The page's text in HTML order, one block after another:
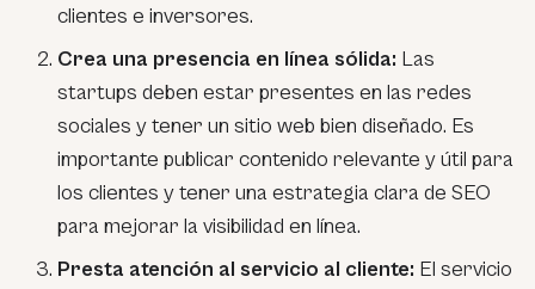
clientes e inversores.
Crea una presencia en línea sólida: Las
startups deben estar presentes en las redes
sociales y tener un sitio web bien diseñado. Es
importante publicar contenido relevante y útil para
los clientes y tener una estrategia clara de SEO
para mejorar la visibilidad en línea.
Presta atención al servicio al cliente: El servicio